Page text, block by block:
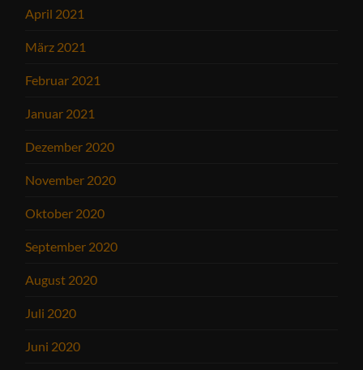
April 2021
März 2021
Februar 2021
Januar 2021
Dezember 2020
November 2020
Oktober 2020
September 2020
August 2020
Juli 2020
Juni 2020